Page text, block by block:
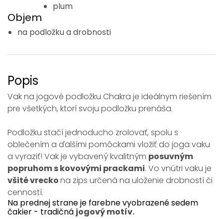
plum
Objem
na podložku a drobnosti
Popis
Vak na jogové podložku Chakra je ideálnym riešením
pre všetkých, ktorí svoju podložku prenáša.
Podložku stačí jednoducho zrolovať, spolu s
oblečením a ďalšími pomôckami vložiť do joga vaku
a vyraziť! Vak je vybavený kvalitným posuvným
popruhom s kovovými prackami. Vo vnútri vaku je
všité vreckona zips určená na uloženie drobností či
cenností.
Na prednej strane je farebne vyobrazené sedem
čakier - tradičná jogový motív.